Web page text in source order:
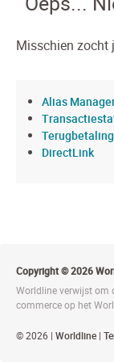
Misschien zocht
Alias
Terugbetaling
DirectLink
Copyright © 2026
Worldline verwijst om
commerce op het
© 2026 | Worldline |